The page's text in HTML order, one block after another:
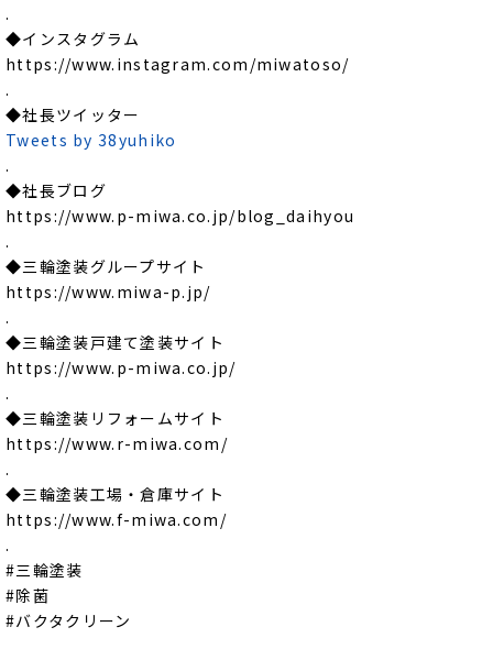
.
◆インスタグラム
https://www.instagram.com/miwatoso/
.
◆社長ツイッター
Tweets by 38yuhiko
.
◆社長ブログ
https://www.p-miwa.co.jp/blog_daihyou
.
◆三輪塗装グループサイト
https://www.miwa-p.jp/
.
◆三輪塗装戸建て塗装サイト
https://www.p-miwa.co.jp/
.
◆三輪塗装リフォームサイト
https://www.r-miwa.com/
.
◆三輪塗装工場・倉庫サイト
https://www.f-miwa.com/
.
#三輪塗装
#除菌
#バクタクリーン